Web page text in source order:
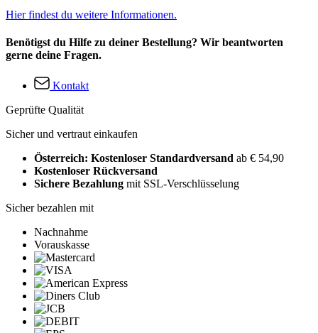
Hier findest du weitere Informationen.
Benötigst du Hilfe zu deiner Bestellung? Wir beantworten
gerne deine Fragen.
Kontakt
Geprüfte Qualität
Sicher und vertraut einkaufen
Österreich: Kostenloser Standardversand ab € 54,90
Kostenloser Rückversand
Sichere Bezahlung mit SSL-Verschlüsselung
Sicher bezahlen mit
Nachnahme
Vorauskasse